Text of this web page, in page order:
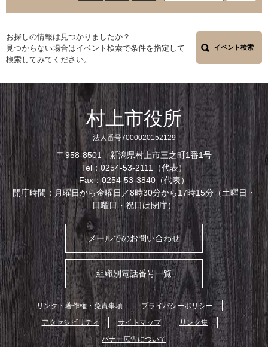
お探しの情報は見つかりましたか？
見つからない場合はイベント検索で条件を指定して
検索してみてください。
イベント検索
村上市役所
法人番号7000020152129
〒958-8501 新潟県村上市三之町1番1号
Tel：0254-53-2111（代表）
Fax：0254-53-3840（代表）
開庁時間：月曜日から金曜日／8時30分から17時15分（土曜日・
日曜日・祝日は閉庁）
メールでのお問い合わせ
組織別電話番号一覧
リンク・著作権・免責事項
プライバシーポリシー
アクセシビリティ
サイトマップ
リンク集
バナー広告について